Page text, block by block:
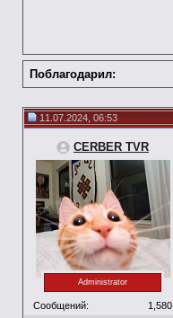
Поблагодарил:
11.07.2024, 06:53
CERBER TVR
Administrator
Сообщений:
1,580